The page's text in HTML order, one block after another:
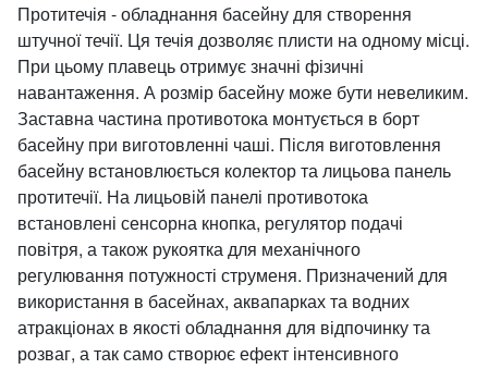
Протитечія - обладнання басейну для створення
штучної течії. Ця течія дозволяє плисти на одному місці.
При цьому плавець отримує значні фізичні
навантаження. А розмір басейну може бути невеликим.
Заставна частина противотока монтується в борт
басейну при виготовленні чаші. Після виготовлення
басейну встановлюється колектор та лицьова панель
протитечії. На лицьовій панелі противотока
встановлені сенсорна кнопка, регулятор подачі
повітря, а також рукоятка для механічного
регулювання потужності струменя. Призначений для
використання в басейнах, аквапарках та водних
атракціонах в якості обладнання для відпочинку та
розваг, а так само створює ефект інтенсивного